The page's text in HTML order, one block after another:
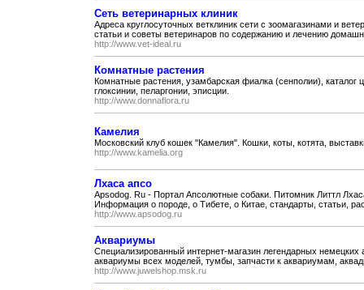
Сеть ветеринарных клиник
Адреса круглосуточных ветклиник сети с зоомагазинами и
статьи и советы ветеринаров по содержанию и лечению
http://www.vet-ideal.ru
Комнатные растения
Комнатные растения, узамбарская фиалка (сенполии), каталог
глоксинии, пеларгонии, эписции.
http://www.donnaflora.ru
Камелия
Московский клуб кошек "Камелия". Кошки, коты, котята,
http://www.kamelia.org
Лхаса апсо
Apsodog. Ru - Портал Апсолютные собаки. Питомник Литтл
Информация о породе, о Тибете, о Китае, стандарты, статьи,
http://www.apsodog.ru
Аквариумы
Специализированный интернет-магазин легендарных
аквариумы всех моделей, тумбы, запчасти к аквариумам,
http://www.juwelshop.msk.ru